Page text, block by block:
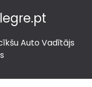
Auto Vadītājs